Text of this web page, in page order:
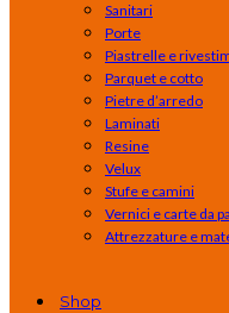
Sanitari
Porte
Piastrelle e
Parquet e cotto
Pietre d’arredo
Laminati
Resine
Velux
Stufe e camini
Vernici e carte da
Attrezzature e
Shop